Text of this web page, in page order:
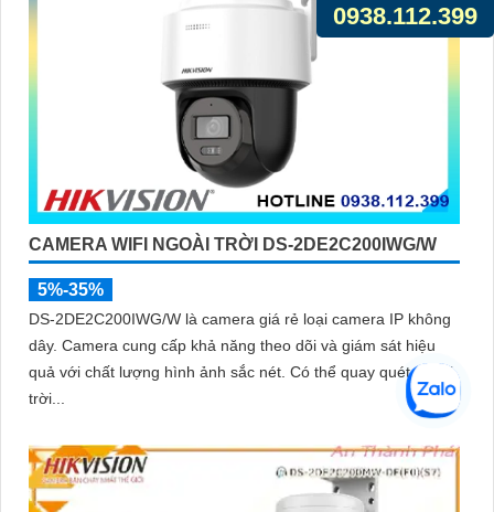
CAMERA WIFI NGOÀI TRỜI DS-2DE2C200IWG/W
5%-35%
DS-2DE2C200IWG/W là camera giá rẻ loại camera IP không
dây. Camera cung cấp khả năng theo dõi và giám sát hiệu
quả với chất lượng hình ảnh sắc nét. Có thể quay quét ngoài
trời...
0938.112.399